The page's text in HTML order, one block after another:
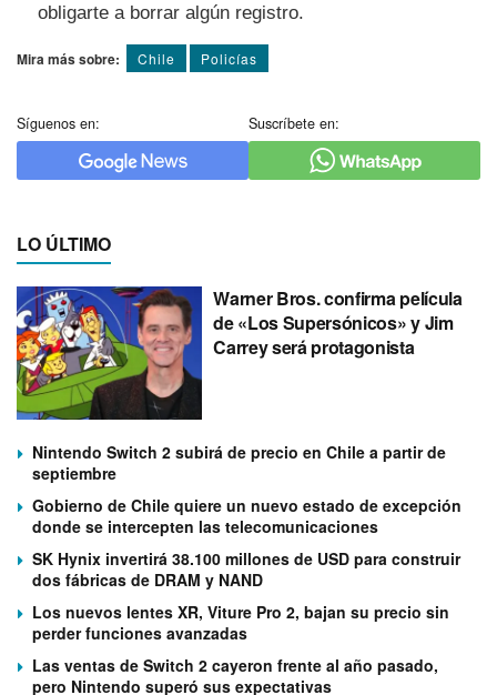
obligarte a borrar algún registro.
Mira más sobre: Chile Policí­as
Síguenos en: Suscríbete en:
LO ÚLTIMO
Warner Bros. confirma película
de «Los Supersónicos» y Jim
Carrey será protagonista
Nintendo Switch 2 subirá de precio en Chile a partir de
septiembre
Gobierno de Chile quiere un nuevo estado de excepción
donde se intercepten las telecomunicaciones
SK Hynix invertirá 38.100 millones de USD para construir
dos fábricas de DRAM y NAND
Los nuevos lentes XR, Viture Pro 2, bajan su precio sin
perder funciones avanzadas
Las ventas de Switch 2 cayeron frente al año pasado,
pero Nintendo superó sus expectativas